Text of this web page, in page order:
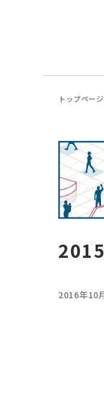
トップページ
2016年10